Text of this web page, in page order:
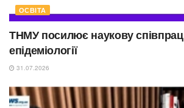
ОСВІТА
ТНМУ посилює наукову
епідеміології
31.07.2026